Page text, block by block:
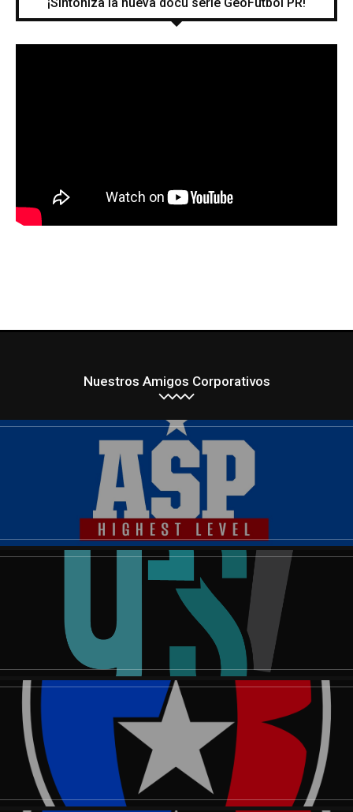
¡Sintoniza la nueva docu serie GeoFutbol PR!
Nuestros Amigos Corporativos